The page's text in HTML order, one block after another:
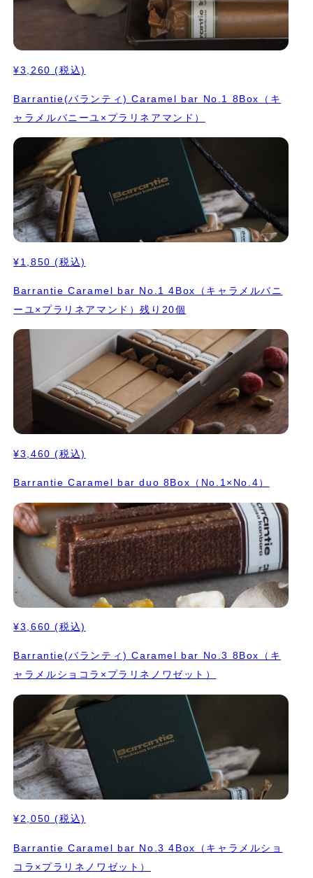
¥3,260 (税込)
Barrantie(バランティ) Caramel bar No.1 8Box（キ
ャラメルバニーユ×プラリネアマンド）
¥1,850 (税込)
Barrantie Caramel bar No.1 4Box（キャラメルバニ
ーユ×プラリネアマンド）残り20個
¥3,460 (税込)
Barrantie Caramel bar duo 8Box（No.1×No.4）
¥3,660 (税込)
Barrantie(バランティ) Caramel bar No.3 8Box（キ
ャラメルショコラ×プラリネノワゼット）
¥2,050 (税込)
Barrantie Caramel bar No.3 4Box（キャラメルショ
コラ×プラリネノワゼット）